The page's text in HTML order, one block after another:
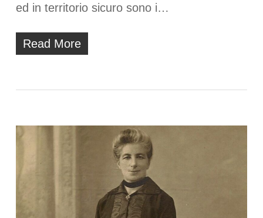
ed in territorio sicuro sono i…
Read More